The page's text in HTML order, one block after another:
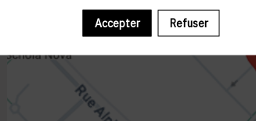
Accepter Refuser